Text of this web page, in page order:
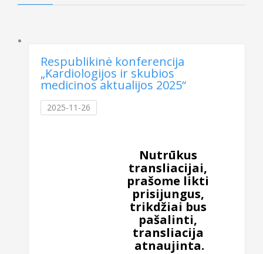
Respublikinė konferencija
„Kardiologijos ir skubios
medicinos aktualijos 2025“
2025-11-26
Nutrūkus
transliacijai,
prašome likti
prisijungus,
trikdžiai bus
pašalinti,
transliacija
atnaujinta.